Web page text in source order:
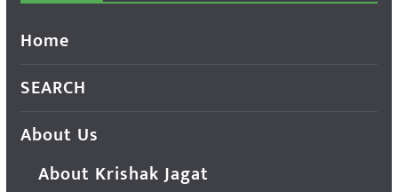
Home
SEARCH
About Us
About Krishak Jagat